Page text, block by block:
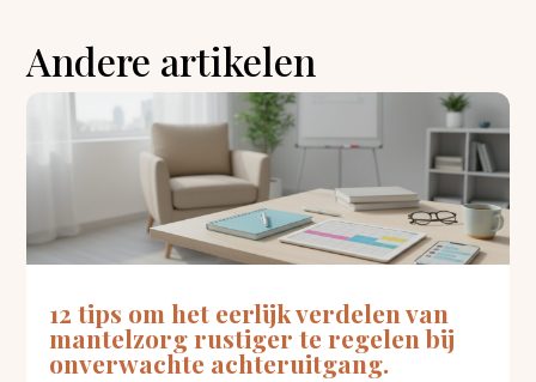
Andere artikelen
12 tips om het eerlijk verdelen van
mantelzorg rustiger te regelen bij
onverwachte achteruitgang.